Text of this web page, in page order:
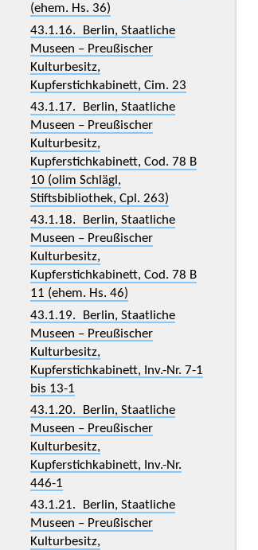
(ehem. Hs. 36)
43.1.16. Berlin, Staatliche
Museen – Preußischer
Kulturbesitz,
Kupferstichkabinett, Cim. 23
43.1.17. Berlin, Staatliche
Museen – Preußischer
Kulturbesitz,
Kupferstichkabinett, Cod. 78 B
10 (olim Schlägl,
Stiftsbibliothek, Cpl. 263)
43.1.18. Berlin, Staatliche
Museen – Preußischer
Kulturbesitz,
Kupferstichkabinett, Cod. 78 B
11 (ehem. Hs. 46)
43.1.19. Berlin, Staatliche
Museen – Preußischer
Kulturbesitz,
Kupferstichkabinett, Inv.-Nr. 7-1
bis 13-1
43.1.20. Berlin, Staatliche
Museen – Preußischer
Kulturbesitz,
Kupferstichkabinett, Inv.-Nr.
446-1
43.1.21. Berlin, Staatliche
Museen – Preußischer
Kulturbesitz,